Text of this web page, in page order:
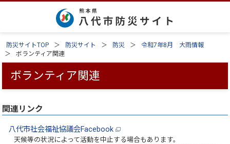
防災サイトTOP 防災サイト 防災
令和7年8月 大雨情報
ボランティア関連
ボランティア関連
関連リンク
八代市社会福祉協議会Facebook
天候等の状況によって活動を中止する場合もあります。